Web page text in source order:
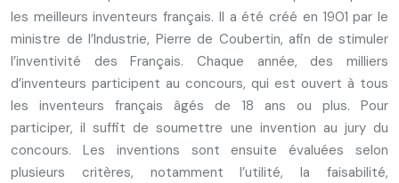
les meilleurs inventeurs français. Il a été créé en 1901 par le
ministre de l’Industrie, Pierre de Coubertin, afin de stimuler
l’inventivité des Français. Chaque année, des milliers
d’inventeurs participent au concours, qui est ouvert à tous
les inventeurs français âgés de 18 ans ou plus. Pour
participer, il suffit de soumettre une invention au jury du
concours. Les inventions sont ensuite évaluées selon
plusieurs critères, notamment l’utilité, la faisabilité,